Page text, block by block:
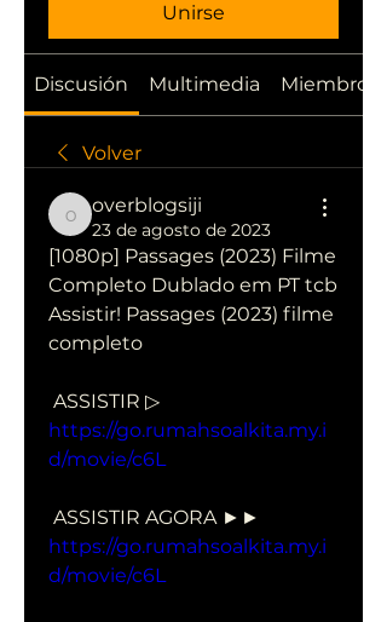
Unirse
Discusión Multimedia Miembros
Volver
overblogsiji
overblogsiji
23 de agosto de 2023
[1080p] Passages (2023) Filme
Completo Dublado em PT tcb
Assistir! Passages (2023) filme
completo
https://go.rumahsoalkita.my.i
d/movie/c6L
https://go.rumahsoalkita.my.i
d/movie/c6L